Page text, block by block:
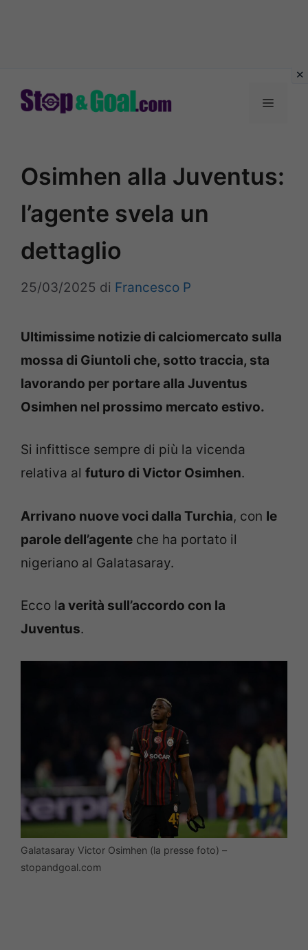
Menu
Osimhen alla Juventus:
l’agente svela un
dettaglio
25/03/2025 di Francesco P
Ultimissime notizie di calciomercato sulla
mossa di Giuntoli che, sotto traccia, sta
lavorando per portare alla Juventus
Osimhen nel prossimo mercato estivo.
Si infittisce sempre di più la vicenda
relativa al futuro di Victor Osimhen.
Arrivano nuove voci dalla Turchia, con le
parole dell’agente che ha portato il
nigeriano al Galatasaray.
Ecco la verità sull’accordo con la
Juventus.
Galatasaray Victor Osimhen (la presse foto) –
stopandgoal.com